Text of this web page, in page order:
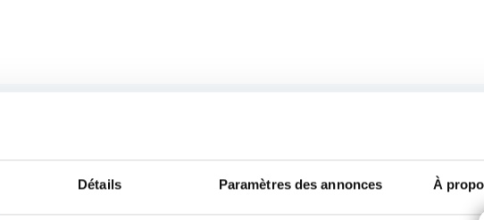
Détails Paramètres des annonces À
qui pourraient vous